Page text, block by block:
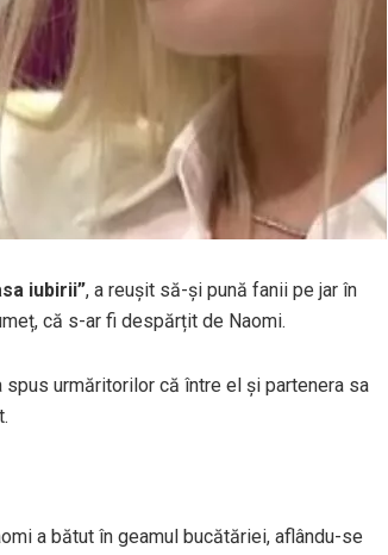
iubirii”, a reușit să-și pună fanii pe jar în
că s-ar fi despărțit de Naomi.
urmăritorilor că între el și partenera sa
a bătut în geamul bucătăriei, aflându-se